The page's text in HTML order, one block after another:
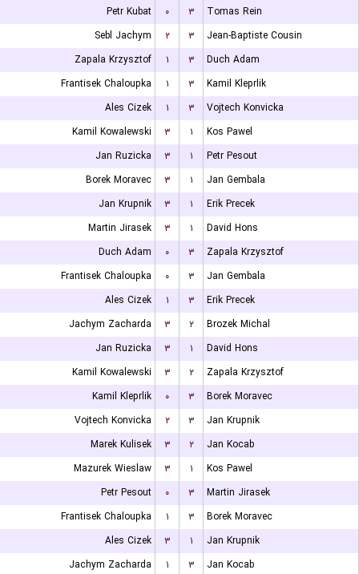
Petr Kubat
۰ ۳
Tomas Rein
Sebl Jachym
۲ ۳
Jean-Baptiste Cousin
Zapala Krzysztof
۱ ۳
Duch Adam
Frantisek Chaloupka
۱ ۳
Kamil Kleprlik
Ales Cizek
۱ ۳
Vojtech Konvicka
Kamil Kowalewski
۳ ۱
Kos Pawel
Jan Ruzicka
۳ ۱
Petr Pesout
Borek Moravec
۳ ۱
Jan Gembala
Jan Krupnik
۳ ۱
Erik Precek
Martin Jirasek
۳ ۱
David Hons
Duch Adam
۰ ۳
Zapala Krzysztof
Frantisek Chaloupka
۰ ۳
Jan Gembala
Ales Cizek
۱ ۳
Erik Precek
Jachym Zacharda
۳ ۲
Brozek Michal
Jan Ruzicka
۳ ۱
David Hons
Kamil Kowalewski
۳ ۲
Zapala Krzysztof
Kamil Kleprlik
۰ ۳
Borek Moravec
Vojtech Konvicka
۲ ۳
Jan Krupnik
Marek Kulisek
۳ ۲
Jan Kocab
Mazurek Wieslaw
۳ ۱
Kos Pawel
Petr Pesout
۰ ۳
Martin Jirasek
Frantisek Chaloupka
۱ ۳
Borek Moravec
Ales Cizek
۳ ۱
Jan Krupnik
Jachym Zacharda
۱ ۳ Jan Kocab